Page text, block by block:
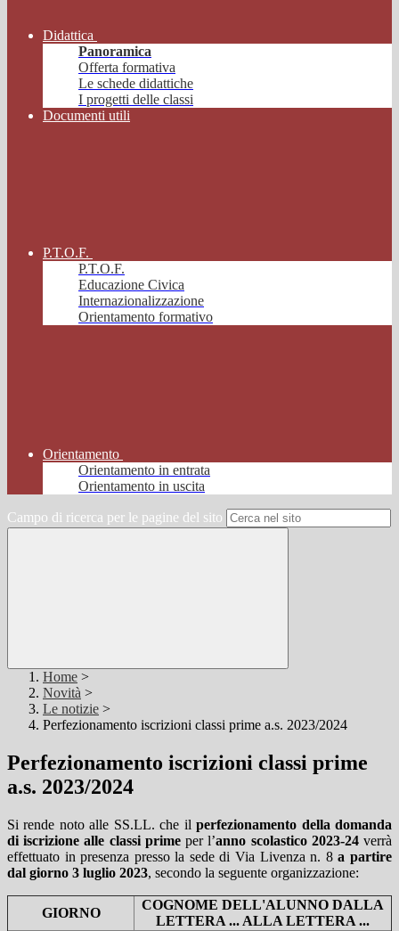
Didattica
Panoramica
Offerta formativa
Le schede didattiche
I progetti delle classi
Documenti utili
P.T.O.F.
P.T.O.F.
Educazione Civica
Internazionalizzazione
Orientamento formativo
Orientamento
Orientamento in entrata
Orientamento in uscita
Campo di ricerca per le pagine del sito
Home >
Novità >
Le notizie >
Perfezionamento iscrizioni classi prime a.s. 2023/2024
Perfezionamento iscrizioni classi prime
a.s. 2023/2024
Si rende noto alle SS.LL. che ilperfezionamento della domanda
di iscrizione alle classi primeper l’anno scolastico 2023-24verrà
effettuato in presenza presso la sede di Via Livenza n. 8a partire
dal giorno 3 luglio 2023, secondo la seguente organizzazione:
GIORNO
COGNOME DELL'ALUNNO DALLA
LETTERA ... ALLA LETTERA ...